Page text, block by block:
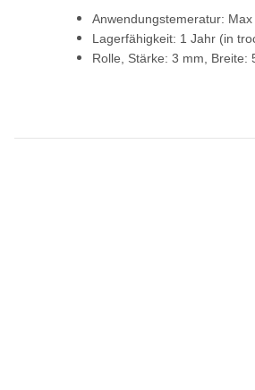
Anwendungstemeratur: Max
Lagerfähigkeit: 1 Jahr (in
Rolle, Stärke: 3 mm, Breite: